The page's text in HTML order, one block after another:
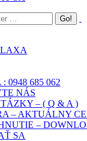
0948 685 062
NÁS
– ( Q & A )
– AKTUÁLNY
–
SA